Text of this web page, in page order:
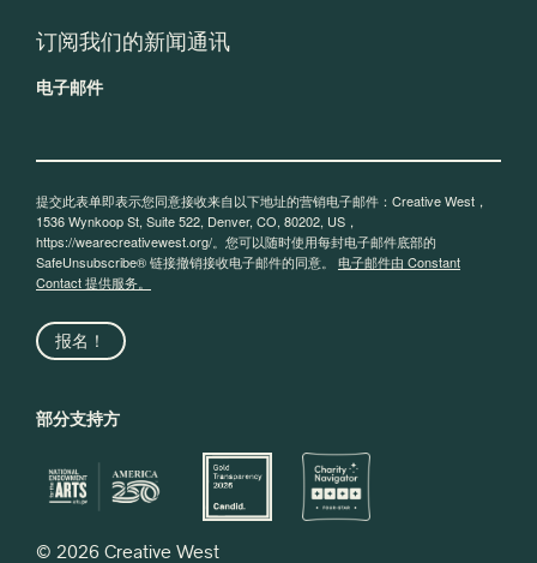
订阅我们的新闻通讯
电子邮件
提交此表单即表示您同意接收来自以下地址的营销电子邮件：Creative West，
1536 Wynkoop St, Suite 522, Denver, CO, 80202, US，
https://wearecreativewest.org/。您可以随时使用每封电子邮件底部的
SafeUnsubscribe® 链接撤销接收电子邮件的同意。 电子邮件由 Constant
Contact 提供服务。
报名！
部分支持方
© 2026 Creative West